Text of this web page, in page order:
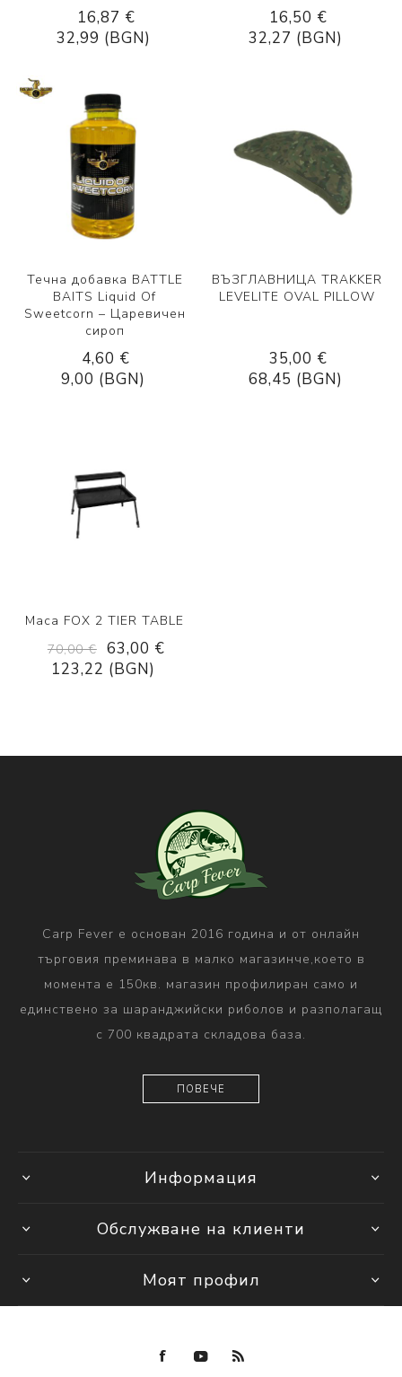
16,87 €
32,99 (BGN)
16,50 €
32,27 (BGN)
Течна добавка BATTLE
BAITS Liquid Of
Sweetcorn – Царевичен
сироп
4,60 €
9,00 (BGN)
ВЪЗГЛАВНИЦА TRAKKER
LEVELITE OVAL PILLOW
35,00 €
68,45 (BGN)
Маса FOX 2 TIER TABLE
70,00 € 63,00 €
123,22 (BGN)
Carp Fever е основан 2016 година и от онлайн
търговия преминава в малко магазинче,което в
момента е 150кв. магазин профилиран само и
единствено за шаранджийски риболов и разполагащ
с 700 квадрата складова база.
ПОВЕЧЕ
Информация
Обслужване на клиенти
Моят профил